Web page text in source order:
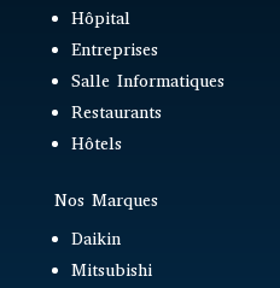
Hôpital
Entreprises
Salle Informatiques
Restaurants
Hôtels
Nos Marques
Daikin
Mitsubishi